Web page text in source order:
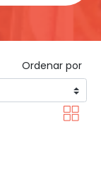
Ordenar por